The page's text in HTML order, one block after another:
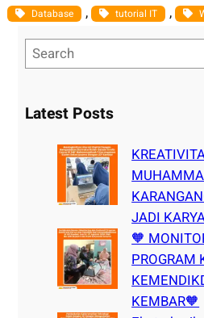
Database , tutorial IT ,
e
rLatest Posts
JADI
🧡
PROGRAM
KEMBAR🧡